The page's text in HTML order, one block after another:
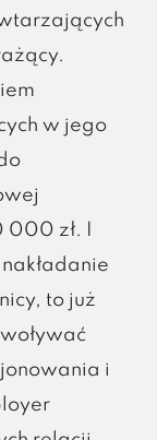
w jego
zł. I
to już
i